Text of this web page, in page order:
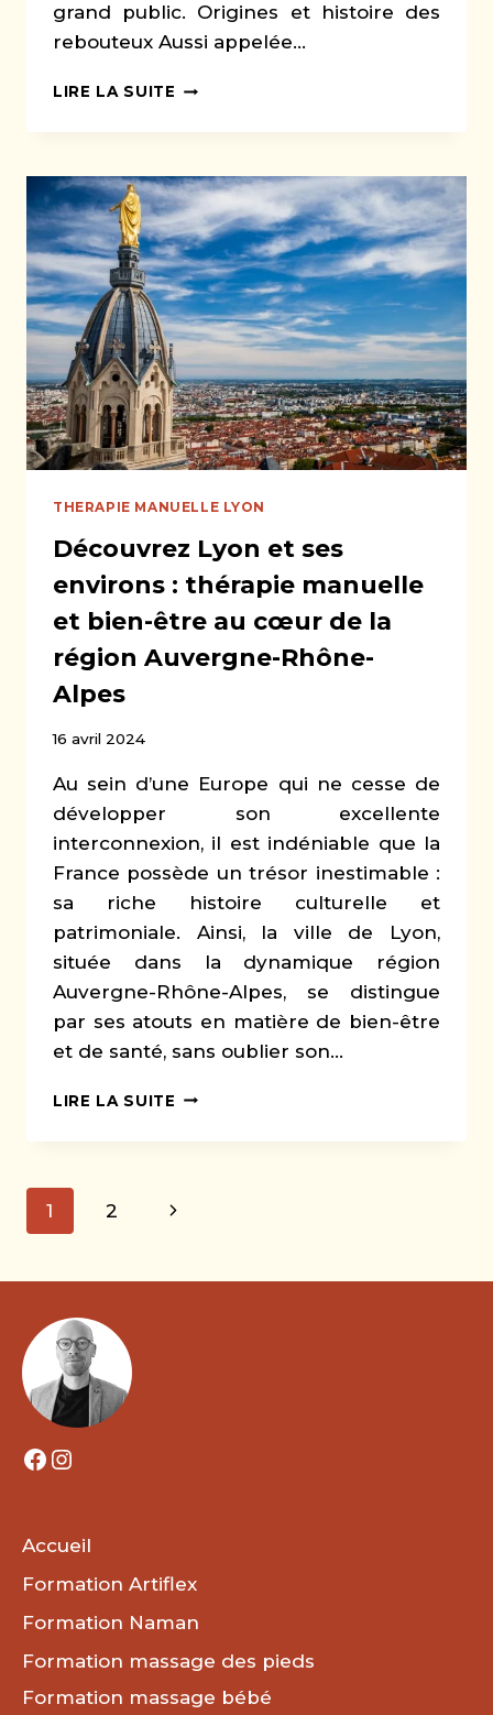
grand public. Origines et histoire des
rebouteux Aussi appelée…
LIRE LA SUITE LE
:
ET
RÉALITÉS
D’UNE
PRATIQUE
ANCESTRALE
THERAPIE MANUELLE LYON
Découvrez Lyon et ses
environs : thérapie manuelle
et bien-être au cœur de la
région Auvergne-Rhône-
Alpes
16 avril 2024
Au sein d’une Europe qui ne cesse de
développer son excellente
interconnexion, il est indéniable que la
France possède un trésor inestimable :
sa riche histoire culturelle et
patrimoniale. Ainsi, la ville de Lyon,
située dans la dynamique région
Auvergne-Rhône-Alpes, se distingue
par ses atouts en matière de bien-être
et de santé, sans oublier son…
LIRE LA SUITE DÉCOUVREZ
ET
:
ET
Navigation
de
page
1 2
Page
Facebook
Instagram
Accueil
Formation Artiflex
Formation Naman
Formation massage des pieds
Formation massage bébé